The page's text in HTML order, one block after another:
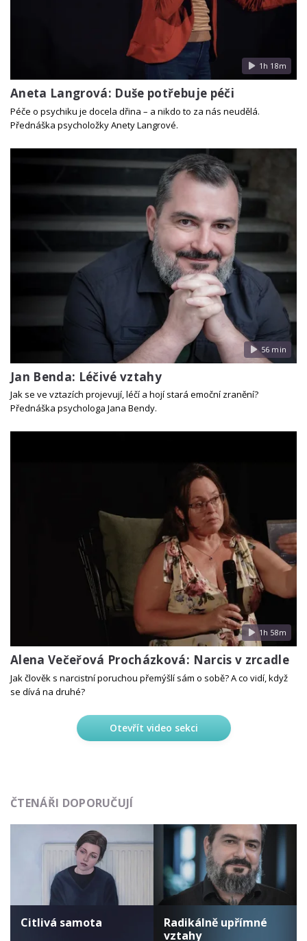
1h 18m
Aneta Langrová: Duše potřebuje péči
Péče o psychiku je docela dřina – a nikdo to za nás neudělá.
Přednáška psycholožky Anety Langrové.
56 min
Jan Benda: Léčivé vztahy
Jak se ve vztazích projevují, léčí a hojí stará emoční zranění?
Přednáška psychologa Jana Bendy.
1h 58m
Alena Večeřová Procházková: Narcis v zrcadle
Jak člověk s narcistní poruchou přemýšlí sám o sobě? A co vidí, když
se dívá na druhé?
Otevřít video sekci
ČTENÁŘI DOPORUČUJÍ
Citlivá samota
Radikálně upřímné
vztahy